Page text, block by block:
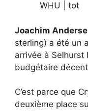
WHU | tot
Joachim
sterling) a été un
arrivée à Selhurst
budgétaire
C’est parce que
deuxième place